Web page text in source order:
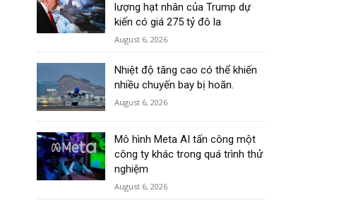
lượng hạt nhân của Trump dự
kiến có giá 275 tỷ đô la
August 6, 2026
Nhiệt độ tăng cao có thể khiến
nhiều chuyến bay bị hoãn.
August 6, 2026
Mô hình Meta AI tấn công một
công ty khác trong quá trình thử
nghiệm
August 6, 2026